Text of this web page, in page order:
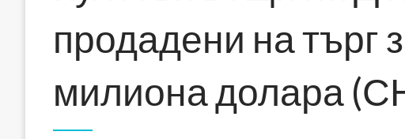
продадени на търг
милиона долара